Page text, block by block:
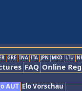
GRE INA ITA JPN MKD LTU
FAQ Online
AUT Elo Vorschau